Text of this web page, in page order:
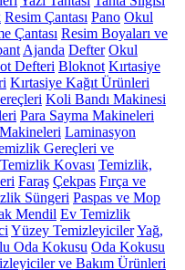
Resim Çantası Pano Okul
Çantası Resim Boyaları ve
Ajanda Defter Okul
Defteri Bloknot Kırtasiye
Kırtasiye Kağıt Ürünleri
Koli Bandı Makinesi
Para Sayma Makineleri
Laminasyon
Gereçleri ve
Temizlik Kovası Temizlik,
Faraş Çekpas Fırça ve
Süngeri Paspas ve Mop
Mendil Ev Temizlik
Yüzey TemizleyicilerYağ,
Oda Kokusu Oda Kokusu
ve Bakım Ürünleri